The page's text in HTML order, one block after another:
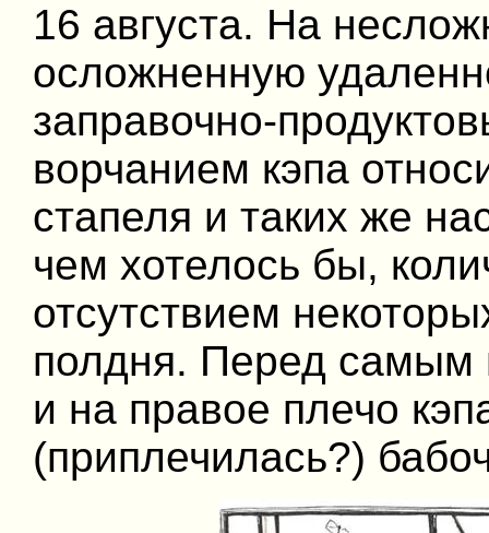
16 августа. На
осложненную
заправочно-
ворчанием кэпа
стапеля и таких же
чем хотелось бы,
отсутствием
полдня. Перед самым
и на правое плечо
(приплечилась?)